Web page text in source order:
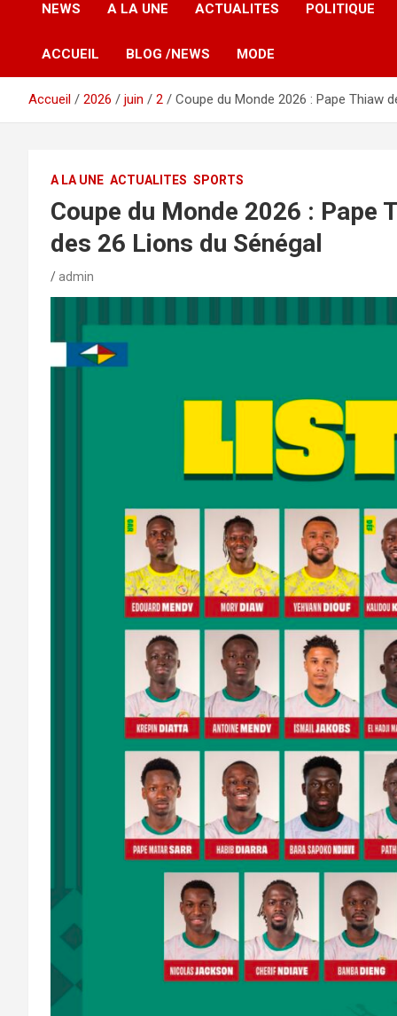
NEWS A LA UNE ACTUALITES POLITIQUE
ACCUEIL BLOG /NEWS MODE
Accueil 2026 juin 2 Coupe du Monde 2026 : Pape Thiaw
A LA UNE ACTUALITES SPORTS
Coupe du Monde 2026 :
des 26 Lions du Sénégal
admin